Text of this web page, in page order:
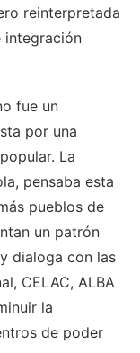
reinterpretada
integración
fue un
por una
La
pensaba esta
pueblos de
un patrón
dialoga con las
CELAC, ALBA
la
de poder